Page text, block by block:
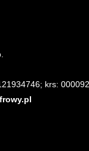
krs: